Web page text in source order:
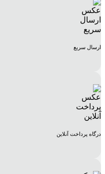
ارسال سریع
درگاه پرداخت آنلاین